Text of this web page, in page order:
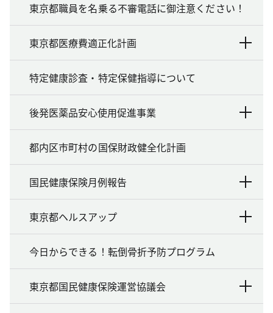
東京都職員を名乗る不審電話に御注意ください！
東京都医療費適正化計画
特定健康診査・特定保健指導について
後発医薬品安心使用促進事業
都内区市町村の国保財政健全化計画
国民健康保険月例報告
東京都ヘルスアップ
今日からできる！転倒骨折予防プログラム
東京都国民健康保険運営協議会